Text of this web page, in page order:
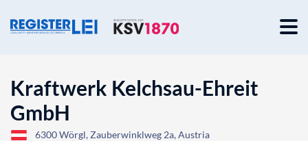
Kraftwerk Kelchsau-Ehreit
GmbH
6300 Wörgl, Zauberwinklweg 2a, Austria